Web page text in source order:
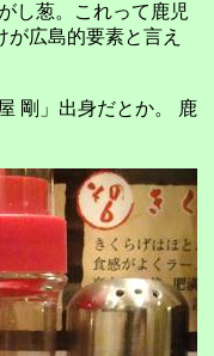
し葱。これって鹿児
が広島的要素と言え
剛」出身だとか。 鹿